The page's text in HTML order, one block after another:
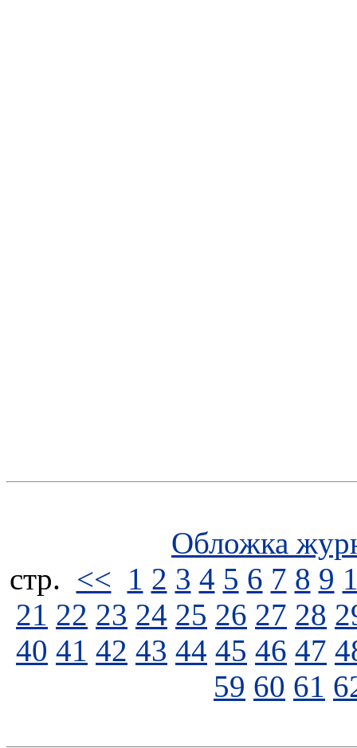
Обложка
стp. << 1 2 3 4 5 6 7 8 9
21 22 23 24 25 26 27 28
40 41 42 43 44 45 46 47
59 60 61